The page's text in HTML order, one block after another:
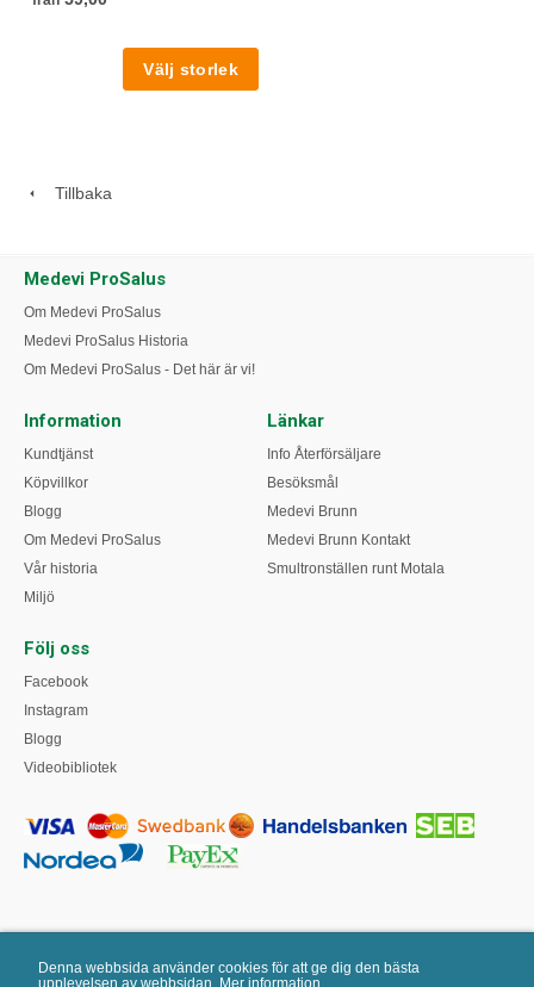
Denna webbsida använder cookies för att ge dig den bästa
upplevelsen av webbsidan. Mer information
Tillbaka
Medevi ProSalus
Om Medevi ProSalus
Medevi ProSalus Historia
Om Medevi ProSalus - Det här är vi!
Information
Kundtjänst
Köpvillkor
Blogg
Om Medevi ProSalus
Vår historia
Miljö
Länkar
Info Återförsäljare
Besöksmål
Medevi Brunn
Medevi Brunn Kontakt
Smultronställen runt Motala
Följ oss
Facebook
Instagram
Blogg
Videobibliotek